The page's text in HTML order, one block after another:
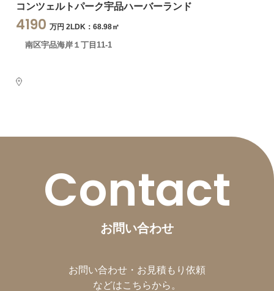
コンツェルトパーク宇品ハーバーランド
4190 万円 2LDK：68.98㎡
南区宇品海岸１丁目11-1
Contact
お問い合わせ
お問い合わせ・お見積もり依頼
などはこちらから。